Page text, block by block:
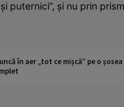
puternici”, şi nu prin
în aer „tot ce mișcă” pe o